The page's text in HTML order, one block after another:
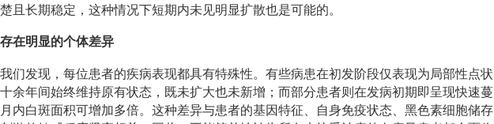
且长期稳定，这种情况下短期内未见明显扩散也是可能的。
在明显的个体差异
们发现，每位患者的疾病表现都具有特殊性。有些病患在初发阶段仅表现为局部性点状
余年间始终维持原有状态，既未扩大也未新增；而部分患者则在发病初期即呈现快速蔓
内白斑面积可增加多倍。这种差异与患者的基因特征、自身免疫状态、黑色素细胞储存